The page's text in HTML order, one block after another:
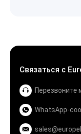
Связаться с
Перезвоните
WhatsApp-